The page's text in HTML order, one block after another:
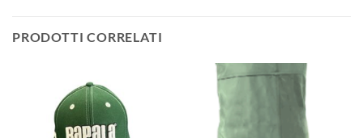
PRODOTTI CORRELATI